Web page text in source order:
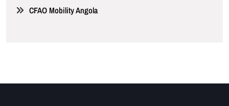
CFAO Mobility Angola